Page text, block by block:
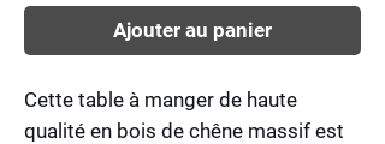
Ajouter au panier
Cette table à manger de haute
qualité en bois de chêne massif est